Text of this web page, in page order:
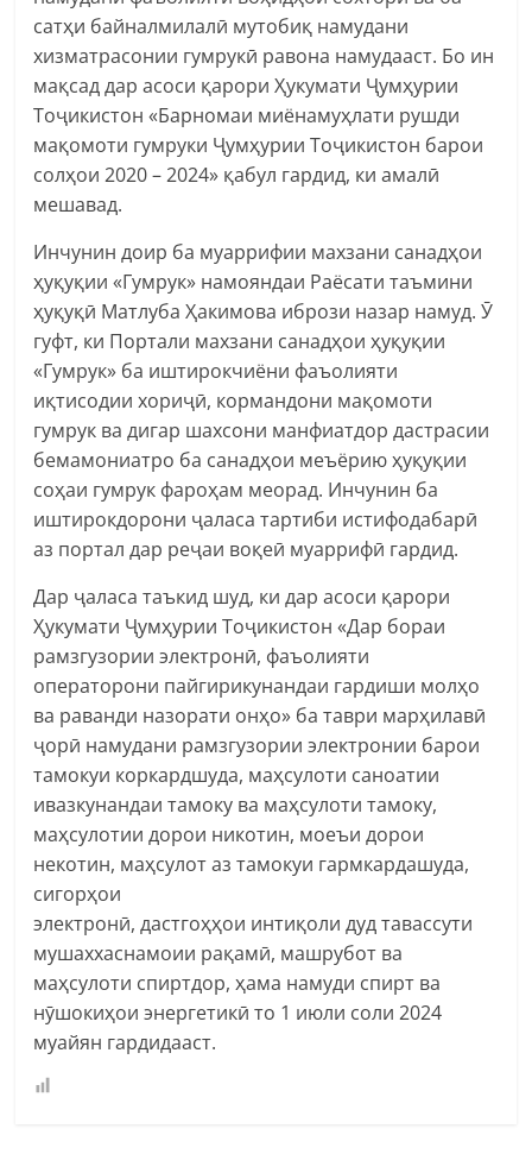
сатҳи байналмилалӣ мутобиқ намудани
хизматрасонии гумрукӣ равона намудааст. Бо ин
мақсад дар асоси қарори Ҳукумати Ҷумҳурии
Тоҷикистон «Барномаи миёнамуҳлати рушди
мақомоти гумруки Ҷумҳурии Тоҷикистон барои
солҳои 2020 – 2024» қабул гардид, ки амалӣ
мешавад.
Инчунин доир ба муаррифии махзани санадҳои
ҳуқуқии «Гумрук» намояндаи Раёсати таъмини
ҳуқуқӣ Матлуба Ҳакимова ибрози назар намуд. Ӯ
гуфт, ки Портали махзани санадҳои ҳуқуқии
«Гумрук» ба иштирокчиёни фаъолияти
иқтисодии хориҷӣ, кормандони мақомоти
гумрук ва дигар шахсони манфиатдор дастрасии
бемамониатро ба санадҳои меъёрию ҳуқуқии
соҳаи гумрук фароҳам меорад. Инчунин ба
иштирокдорони ҷаласа тартиби истифодабарӣ
аз портал дар реҷаи воқеӣ муаррифӣ гардид.
Дар ҷаласа таъкид шуд, ки дар асоси қарори
Ҳукумати Ҷумҳурии Тоҷикистон «Дар бораи
рамзгузории электронӣ, фаъолияти
операторони пайгирикунандаи гардиши молҳо
ва раванди назорати онҳо» ба таври марҳилавӣ
ҷорӣ намудани рамзгузории электронии барои
тамокуи коркардшуда, маҳсулоти саноатии
ивазкунандаи тамоку ва маҳсулоти тамоку,
маҳсулотии дорои никотин, моеъи дорои
некотин, маҳсулот аз тамокуи гармкардашуда,
сигорҳои
электронӣ, дастгоҳҳои интиқоли дуд тавассути
мушаххаснамоии рақамӣ, машрубот ва
маҳсулоти спиртдор, ҳама намуди спирт ва
нӯшокиҳои энергетикӣ то 1 июли соли 2024
муайян гардидааст.